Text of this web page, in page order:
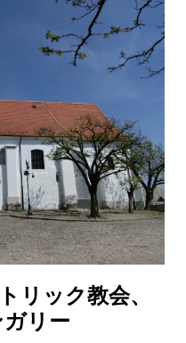
リック教会、
リー